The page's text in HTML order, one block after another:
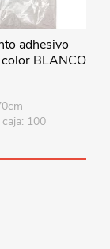
adhesivo
BLANCO
100